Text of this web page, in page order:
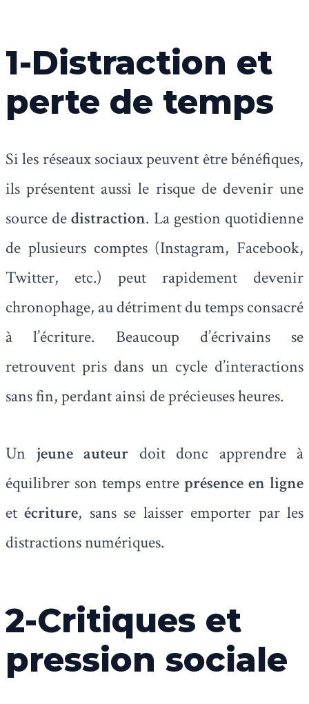
1-Distraction et
perte de temps
Si les réseaux sociaux peuvent être bénéfiques,
ils présentent aussi le risque de devenir une
source dedistraction. La gestion quotidienne
de plusieurs comptes (Instagram, Facebook,
Twitter, etc.) peut rapidement devenir
chronophage, au détriment du temps consacré
à l’écriture. Beaucoup d’écrivains se
retrouvent pris dans un cycle d’interactions
sans fin, perdant ainsi de précieuses heures.
Un jeune auteur doit donc apprendre à
équilibrer son temps entre présence en ligne
etécriture, sans se laisser emporter par les
distractions numériques.
2-Critiques et
pression sociale